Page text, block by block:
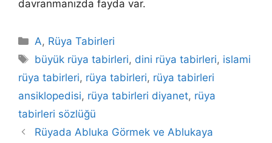
davranmanızda fayda var.
Kategoriler
A, Rüya Tabirleri
Etiketler
büyük rüya tabirleri, dini rüya tabirleri, islami
rüya tabirleri, rüya tabirleri, rüya tabirleri
ansiklopedisi, rüya tabirleri diyanet, rüya
tabirleri sözlüğü
Rüyada Abluka Görmek ve Ablukaya